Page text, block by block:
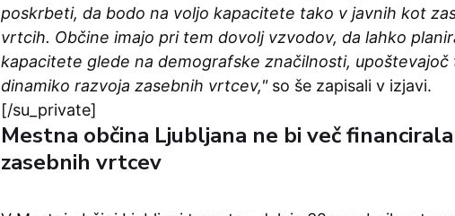
poskrbeti, da bodo na voljo kapacitete tako v javnih kot
vrtcih. Občine imajo pri tem dovolj vzvodov, da lahko
kapacitete glede na demografske značilnosti, upoštevajoč
dinamiko razvoja zasebnih vrtcev," so še zapisali v izjavi.
[/su_private]
Mestna občina Ljubljana ne bi več financirala
zasebnih vrtcev